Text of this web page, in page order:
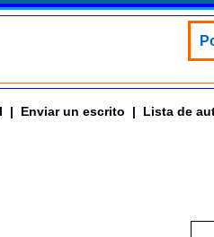
| Enviar un escrito | Lista de